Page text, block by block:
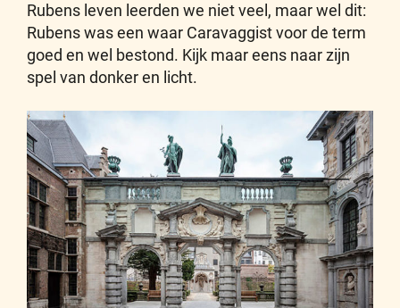
Rubens leven leerden we niet veel, maar wel dit:
Rubens was een waar Caravaggist voor de term
goed en wel bestond. Kijk maar eens naar zijn
spel van donker en licht.